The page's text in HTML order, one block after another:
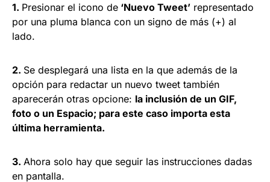
1. Presionar el icono de ‘Nuevo Tweet’ representado
por una pluma blanca con un signo de más (+) al
lado.
2. Se desplegará una lista en la que además de la
opción para redactar un nuevo tweet también
aparecerán otras opcione: la inclusión de un GIF,
foto o un Espacio; para este caso importa esta
última herramienta.
3. Ahora solo hay que seguir las instrucciones dadas
en pantalla.